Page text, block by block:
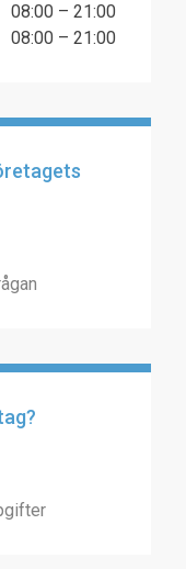
08:00 – 21:00
08:00 – 21:00